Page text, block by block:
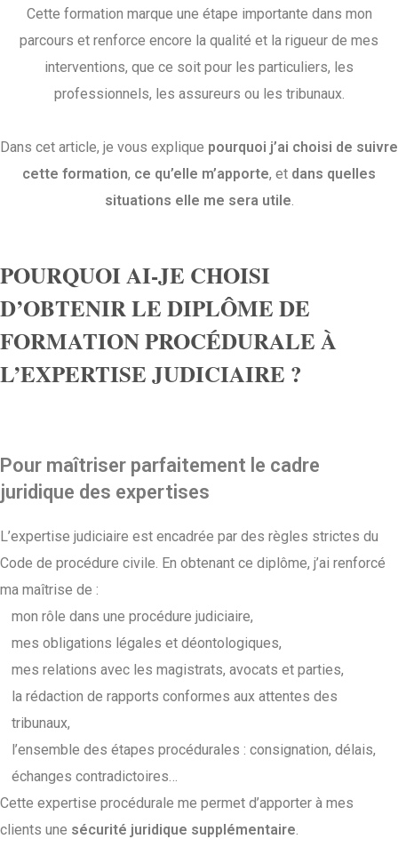
Cette formation marque une étape importante dans mon
parcours et renforce encore la qualité et la rigueur de mes
interventions, que ce soit pour les particuliers, les
professionnels, les assureurs ou les tribunaux.
Dans cet article, je vous explique pourquoi j’ai choisi de suivre
cette formation, ce qu’elle m’apporte, et dans quelles
situations elle me sera utile.
POURQUOI AI-JE CHOISI
D’OBTENIR LE DIPLÔME DE
FORMATION PROCÉDURALE À
L’EXPERTISE JUDICIAIRE ?
Pour maîtriser parfaitement le cadre
juridique des expertises
L’expertise judiciaire est encadrée par des règles strictes du
Code de procédure civile. En obtenant ce diplôme, j’ai renforcé
ma maîtrise de :
mon rôle dans une procédure judiciaire,
mes obligations légales et déontologiques,
mes relations avec les magistrats, avocats et parties,
la rédaction de rapports conformes aux attentes des
tribunaux,
l’ensemble des étapes procédurales : consignation, délais,
échanges contradictoires…
Cette expertise procédurale me permet d’apporter à mes
clients une sécurité juridique supplémentaire.